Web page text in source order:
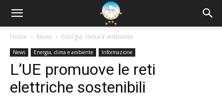
Home News Energia, clima e ambiente
News Energia, clima e ambiente Informazione
L’UE promuove le reti
elettriche sostenibili